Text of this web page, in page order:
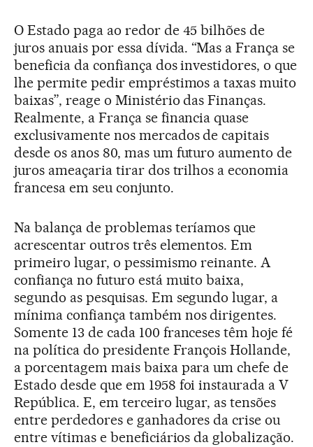
O Estado paga ao redor de 45 bilhões de
juros anuais por essa dívida. “Mas a França se
beneficia da confiança dos investidores, o que
lhe permite pedir empréstimos a taxas muito
baixas”, reage o Ministério das Finanças.
Realmente, a França se financia quase
exclusivamente nos mercados de capitais
desde os anos 80, mas um futuro aumento de
juros ameaçaria tirar dos trilhos a economia
francesa em seu conjunto.
Na balança de problemas teríamos que
acrescentar outros três elementos. Em
primeiro lugar, o pessimismo reinante. A
confiança no futuro está muito baixa,
segundo as pesquisas. Em segundo lugar, a
mínima confiança também nos dirigentes.
Somente 13 de cada 100 franceses têm hoje fé
na política do presidente François Hollande,
a porcentagem mais baixa para um chefe de
Estado desde que em 1958 foi instaurada a V
República. E, em terceiro lugar, as tensões
entre perdedores e ganhadores da crise ou
entre vítimas e beneficiários da globalização.